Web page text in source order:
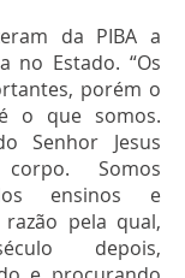
da PIBA a
no Estado. “Os
porém o
o que somos.
Senhor Jesus
Somos
ensinos e
pela qual,
depois,